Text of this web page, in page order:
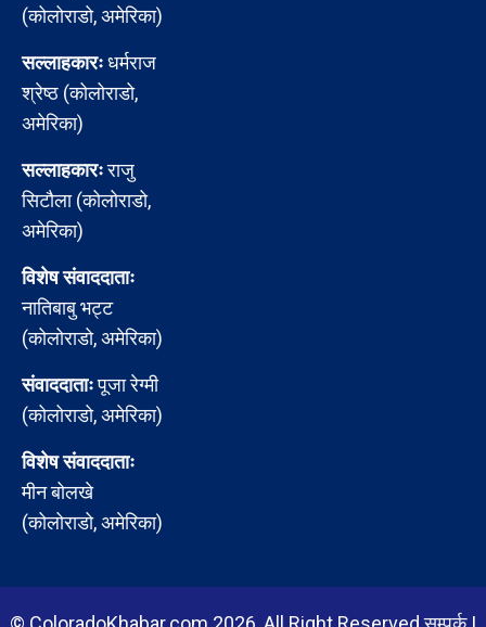
(कोलोराडो, अमेरिका)
सल्लाहकारःधर्मराज
श्रेष्ठ (कोलोराडो,
अमेरिका)
सल्लाहकारःराजु
सिटौला (कोलोराडो,
अमेरिका)
विशेष संवाददाताः
नातिबाबु भट्ट
(कोलोराडो, अमेरिका)
संवाददाताःपूजा रेग्मी
(कोलोराडो, अमेरिका)
विशेष संवाददाताः
मीन बोलखे
(कोलोराडो, अमेरिका)